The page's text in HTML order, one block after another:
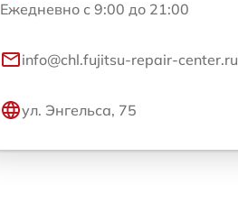
Ежедневно с 9:00 до 21:00
info@chl.fujitsu-repair-center.ru
ул. Энгельса, 75